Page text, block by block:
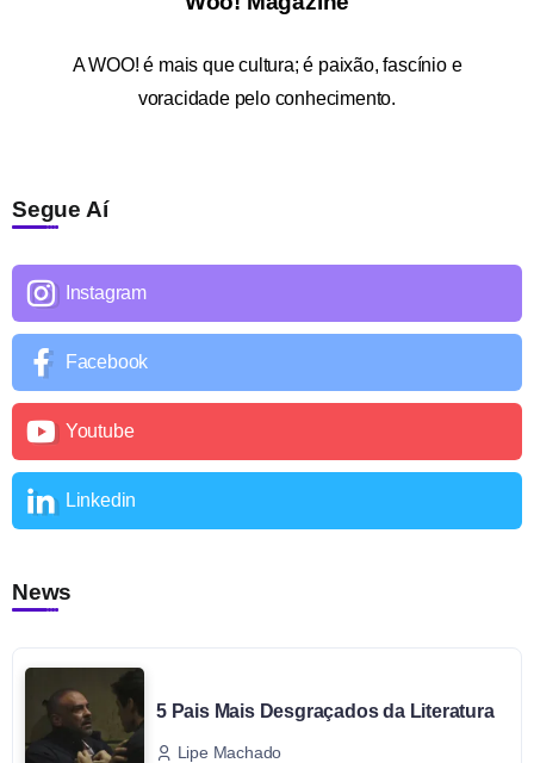
AWOO! é mais que cultura; é paixão, fascínio e
voracidade pelo conhecimento.
Segue Aí
Instagram
Facebook
Youtube
Linkedin
News
5 Pais Mais Desgraçados da Literatura
Lipe Machado